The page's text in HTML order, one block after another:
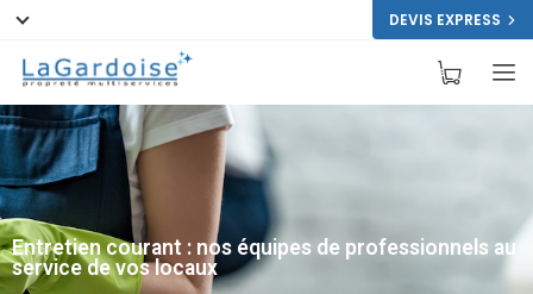
DEVIS EXPRESS
Entretien courant : nos équipes de professionnels au
service de vos locaux